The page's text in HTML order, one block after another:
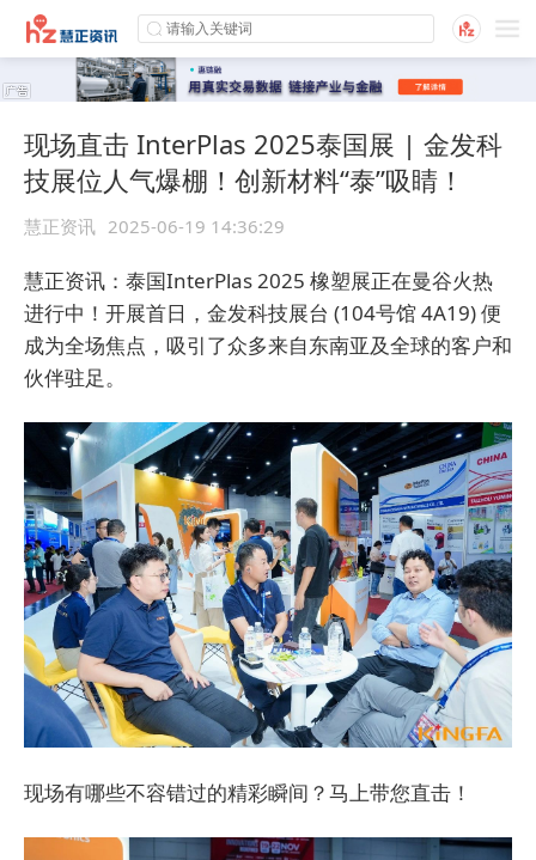
现场直击 InterPlas 2025泰国展 | 金发科
技展位人气爆棚！创新材料“泰”吸睛！
慧正资讯 2025-06-19 14:36:29
慧正资讯：泰国InterPlas 2025 橡塑展正在曼谷火热
进行中！开展首日，金发科技展台 (104号馆 4A19) 便
成为全场焦点，吸引了众多来自东南亚及全球的客户和
伙伴驻足。
现场有哪些不容错过的精彩瞬间？马上带您直击！